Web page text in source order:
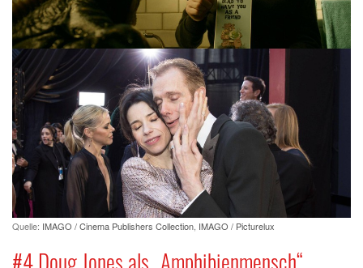
Quelle: IMAGO / Cinema Publishers Collection IMAGO / Picturelux